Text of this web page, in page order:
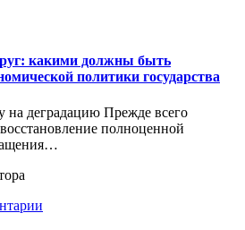
какими должны быть
политики государства
на деградацию Прежде всего
полноценной